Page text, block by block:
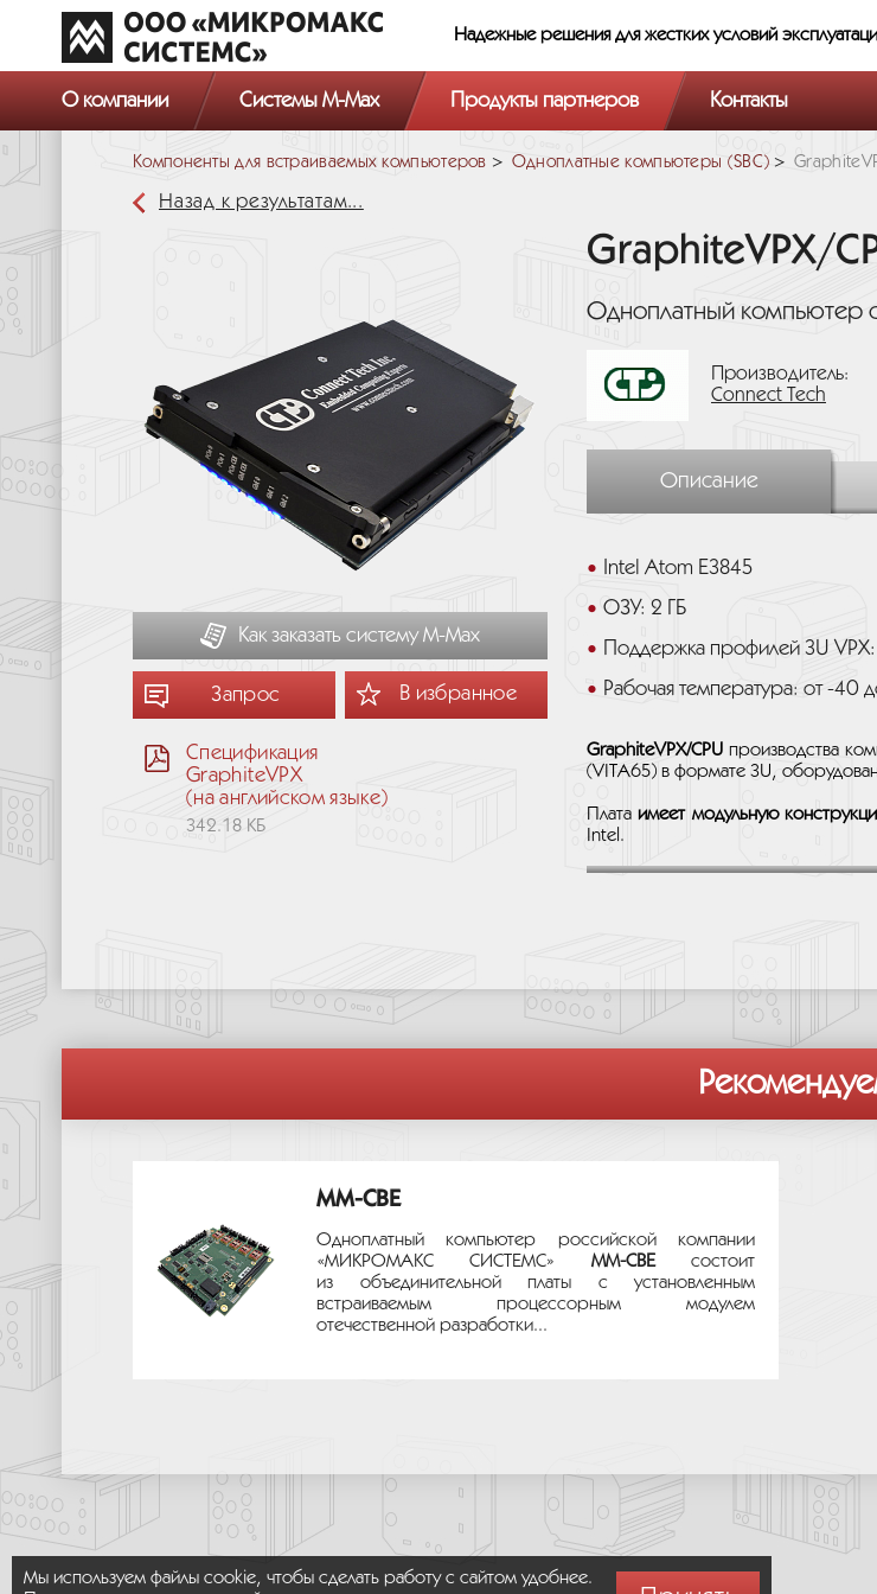
Надежные решения для жестких условий
О компании Системы M-Max Продукты партнеров Контакты
Компоненты для встраиваемых компьютеров Одноплатные компьютеры (SBC)
Назад к результатам...
Как заказать систему М-Мах
Запрос В избранное
Спецификация
GraphiteVPX
(на английском языке)
342.18 КБ
GraphiteVPX/
Одноплатный компьютер
Производитель:
Connect Tech
Описание
Intel Atom E3845
ОЗУ: 2 ГБ
Поддержка профилей 3U
Рабочая температура: от -40
GraphiteVPX/CPU производства
(VITA65) в формате 3U,
Платаимеет модульную
Intel.
MM-CBE
Одноплатный компьютер российской компании
«МИКРОМАКС СИСТЕМС» MM-CBEсостоит
из объединительной платы с установленным
встраиваемым процессорным модулем
отечественной разработки...
Мы используем файлы cookie, чтобы сделать работу с сайтом удобнее.